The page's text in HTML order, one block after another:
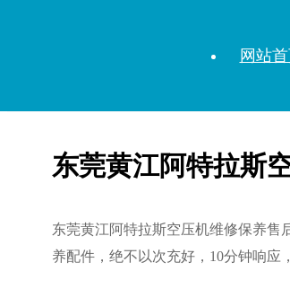
网站
东莞黄江阿特拉斯
东莞黄江阿特拉斯空压机维修保养售
养配件，绝不以次充好，10分钟响应